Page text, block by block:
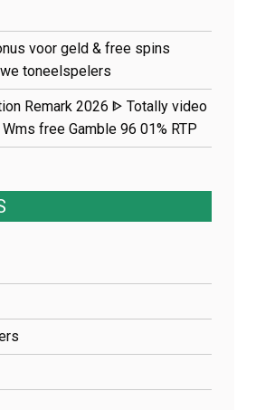
voor geld & free spins
toneelspelers
Remark 2026 ᐈ Totally video
free Gamble 96 01% RTP